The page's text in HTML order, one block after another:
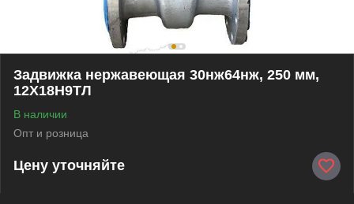
Задвижка нержавеющая 30нж64нж, 250 мм,
12Х18Н9ТЛ
В наличии
Опт и розница
Цену уточняйте